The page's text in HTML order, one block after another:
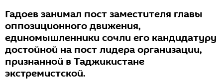
Гадоев занимал пост заместителя главы
оппозиционного движения,
единомышленники сочли его кандидатуру
достойной на пост лидера организации,
признанной в Таджикистане
экстремистской.